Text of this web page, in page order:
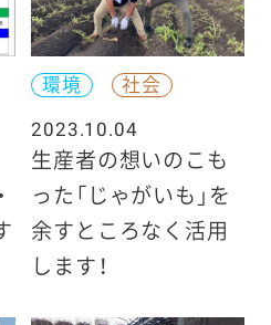
環境
社会
2023.10.04
生産者の想いのこも
った「じゃがいも」を
余すところなく活用
します！